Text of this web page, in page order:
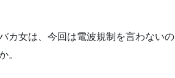
カ女は、今回は電波規制を言わないの
。